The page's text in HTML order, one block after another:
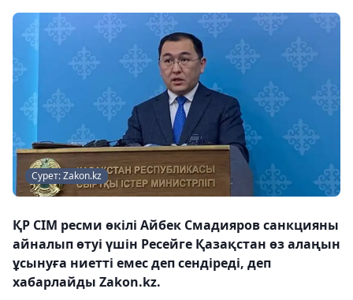
Сурет: Zakon.kz
ҚР СІМ ресми өкілі Айбек Смадияров санкцияны
айналып өтуі үшін Ресейге Қазақстан өз алаңын
ұсынуға ниетті емес деп сендіреді, деп
хабарлайды Zakon.kz.